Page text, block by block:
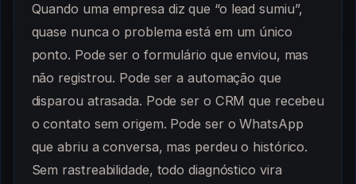
Quando uma empresa diz que “o lead sumiu”,
quase nunca o problema está em um único
ponto. Pode ser o formulário que enviou, mas
não registrou. Pode ser a automação que
disparou atrasada. Pode ser o CRM que recebeu
o contato sem origem. Pode ser o WhatsApp
que abriu a conversa, mas perdeu o histórico.
Sem rastreabilidade, todo diagnóstico vira